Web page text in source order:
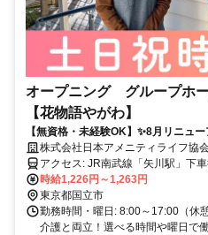
オープニング グループホ
【花物語やがわ】
【無資格・未経験OK】✨8月リニュ
し✅平日のみOK✅扶養内OK
株式会社日本アメニティライフ協
アクセス: JR南武線「矢川駅」下車徒歩６分 ＊バイク・自転車通勤
OK ※車通勤要相談
時給1,226円～1,263円
東京都国立市
勤務時間・曜日: 8:00～17:00（休
介護と両立！選べる時間や曜日で